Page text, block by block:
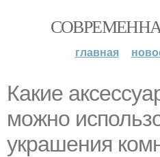
главная
Какие
можно
украшения